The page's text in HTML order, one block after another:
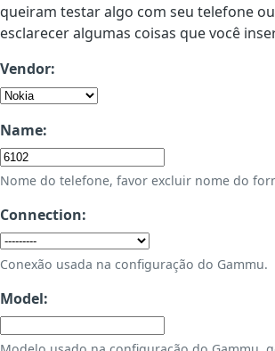
queiram testar algo com seu telefone
esclarecer algumas coisas que você
Vendor:
Name:
Nome do telefone, favor excluir nome do
Connection:
Conexão usada na configuração do Gammu.
Model: